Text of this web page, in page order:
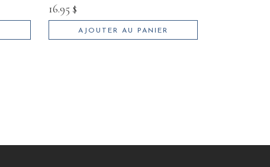
16.95 $
AJOUTER AU PANIER